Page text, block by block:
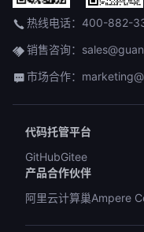
热线电话：400-882-
销售咨询：
市场合作：
代码托管平台
GitHubGitee
产品合作伙伴
阿里云计算巢Ampere